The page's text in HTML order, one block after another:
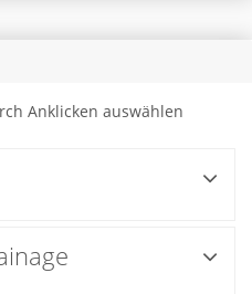
Anklicken auswählen